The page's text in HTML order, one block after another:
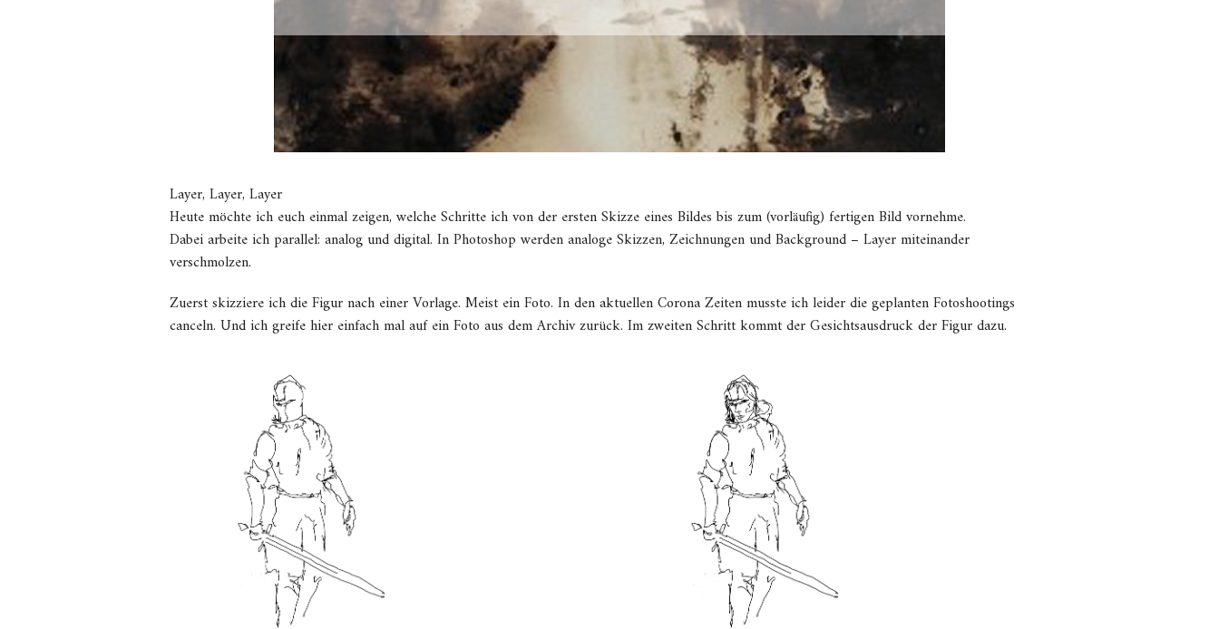
Layer, Layer, Layer
Heute möchte ich euch einmal zeigen, welche Schritte ich von der ersten Skizze eines Bildes bis zum (vorläufig) fertigen Bild vornehme.
Dabei arbeite ich parallel: analog und digital. In Photoshop werden analoge Skizzen, Zeichnungen und Background – Layer miteinander
verschmolzen.
Zuerst skizziere ich die Figur nach einer Vorlage. Meist ein Foto. In den aktuellen Corona Zeiten musste ich leider die geplanten Fotoshootings
canceln. Und ich greife hier einfach mal auf ein Foto aus dem Archiv zurück. Im zweiten Schritt kommt der Gesichtsausdruck der Figur dazu.